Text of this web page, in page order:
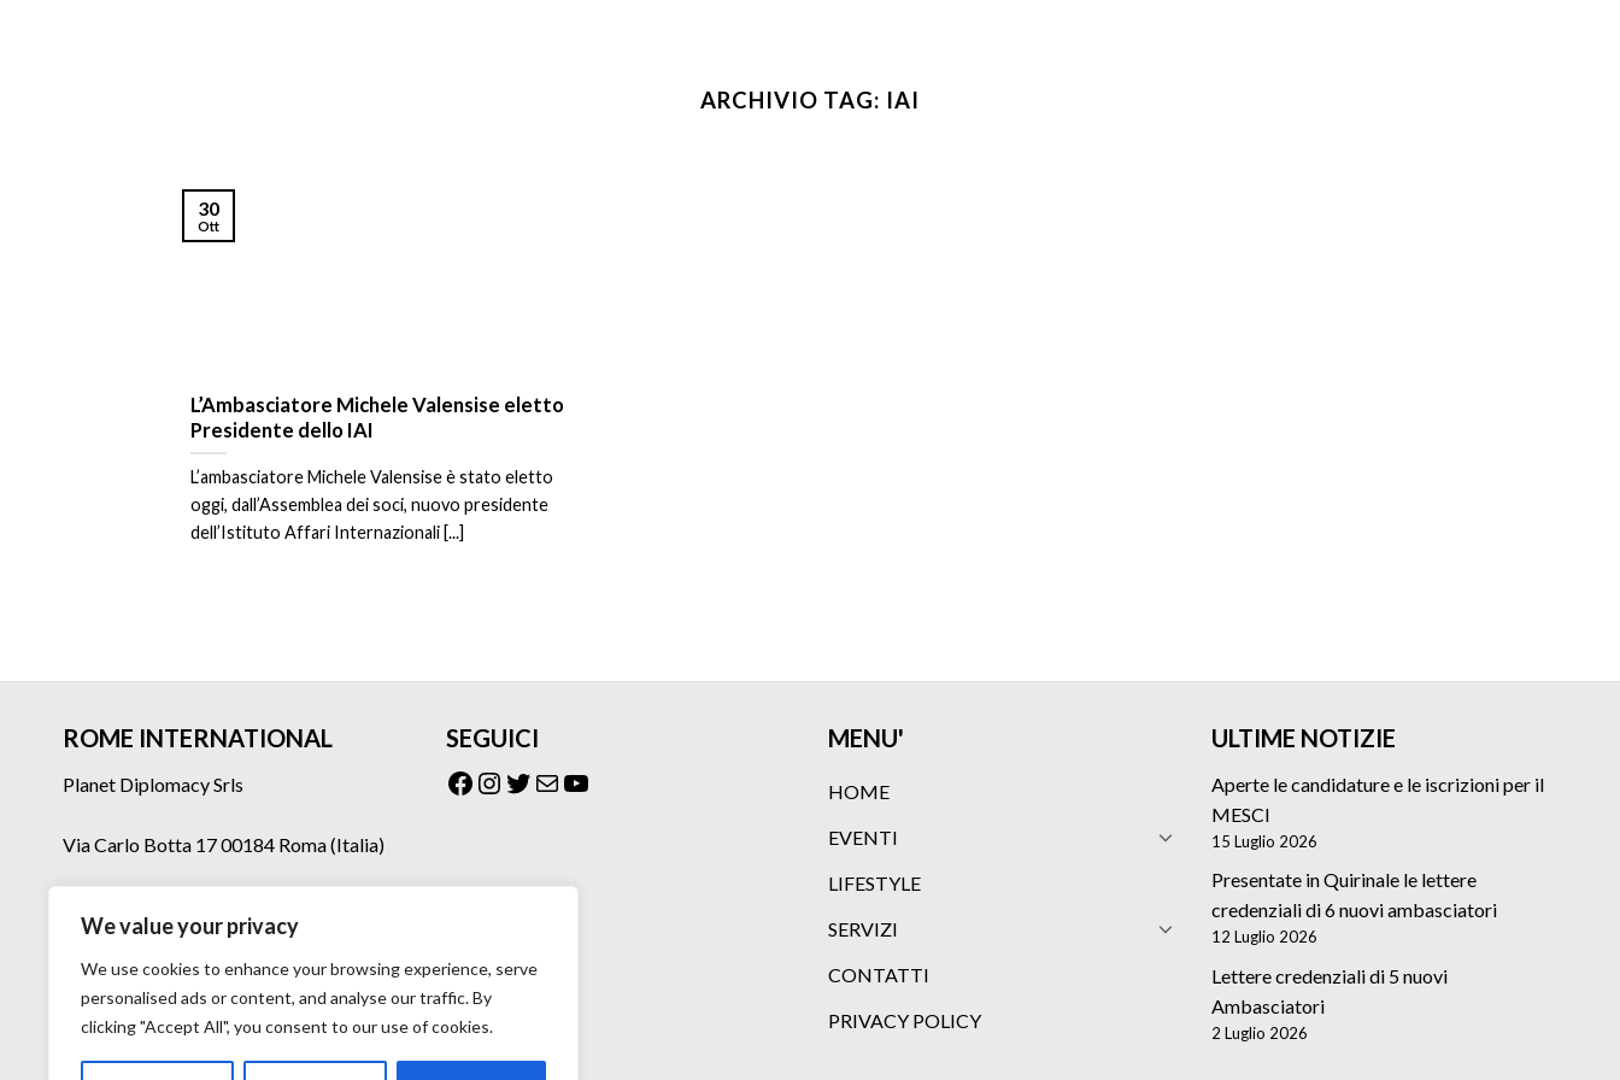
We value your privacy
We use cookies to enhance your browsing experience, serve
personalised ads or content, and analyse our traffic. By
clicking "Accept All", you consent to our use of cookies.
ARCHIVIO TAG: IAI
L’Ambasciatore Michele Valensise eletto
Presidente dello IAI
L’ambasciatore Michele Valensise è stato eletto
oggi, dall’Assemblea dei soci, nuovo presidente
dell’Istituto Affari Internazionali [...]
30
Ott
ROME INTERNATIONAL
Planet Diplomacy Srls
Via Carlo Botta 17 00184 Roma (Italia)
Mail: planetdiplomacy@gmail.com
SEGUICI
Facebook
Instagram
Twitter
EmailYouTube
MENU'
HOME
EVENTI
LIFESTYLE
SERVIZI
CONTATTI
PRIVACY POLICY
ULTIME NOTIZIE
Aperte le candidature e le iscrizioni per il
MESCI
15 Luglio 2026
Presentate in Quirinale le lettere
credenziali di 6 nuovi ambasciatori
12 Luglio 2026
Lettere credenziali di 5 nuovi
Ambasciatori
2 Luglio 2026